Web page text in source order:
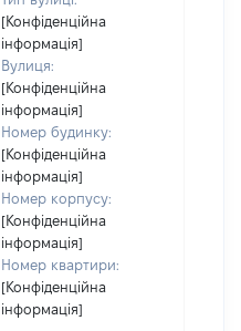
[Конфіденційна
інформація]
Вулиця:
[Конфіденційна
інформація]
Номер будинку:
[Конфіденційна
інформація]
Номер корпусу:
[Конфіденційна
інформація]
Номер квартири:
[Конфіденційна
інформація]